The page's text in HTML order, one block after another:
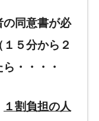
同意書が必
１５分から２
・・・・
１割負担の人